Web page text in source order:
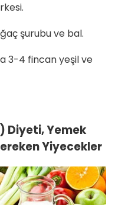
şurubu ve bal.
3-4 fincan yeşil ve
Diyeti, Yemek
Yiyecekler